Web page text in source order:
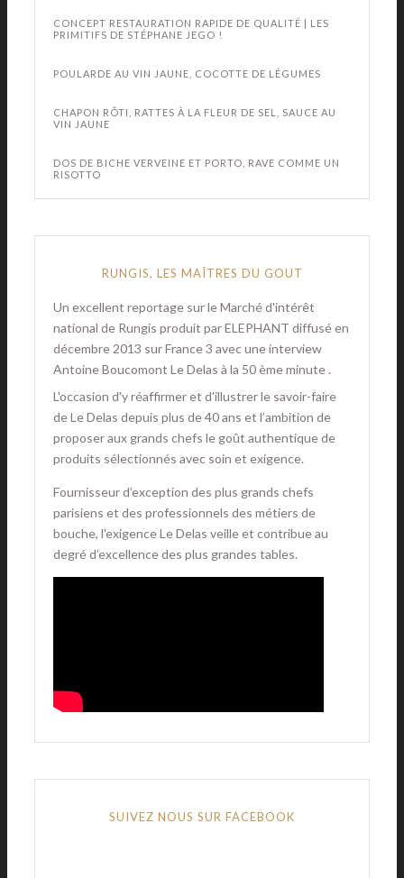
CONCEPT RESTAURATION RAPIDE DE QUALITÉ | LES
PRIMITIFS DE STÉPHANE JEGO !
POULARDE AU VIN JAUNE, COCOTTE DE LÉGUMES
CHAPON RÔTI, RATTES À LA FLEUR DE SEL, SAUCE AU
VIN JAUNE
DOS DE BICHE VERVEINE ET PORTO, RAVE COMME UN
RISOTTO
RUNGIS, LES MAÎTRES DU GOUT
Un excellent reportage sur le Marché d'intérêt
national de Rungis produit par ELEPHANT diffusé en
décembre 2013 sur France 3 avec une interview
Antoine Boucomont Le Delas à la 50 ème minute .
L'occasion d'y réaffirmer et d'illustrer le savoir-faire
de Le Delas depuis plus de 40 ans et l’ambition de
proposer aux grands chefs le goût authentique de
produits sélectionnés avec soin et exigence.
Fournisseur d’exception des plus grands chefs
parisiens et des professionnels des métiers de
bouche, l'exigence Le Delas veille et contribue au
degré d’excellence des plus grandes tables.
SUIVEZ NOUS SUR FACEBOOK